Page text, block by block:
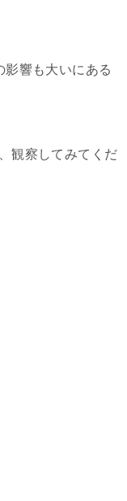
影響も大いにある
観察してみてくだ